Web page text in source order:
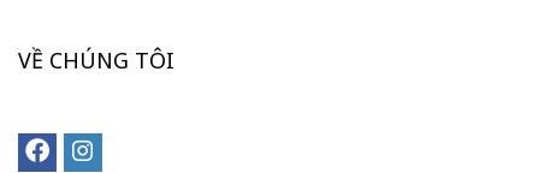
VỀ CHÚNG TÔI